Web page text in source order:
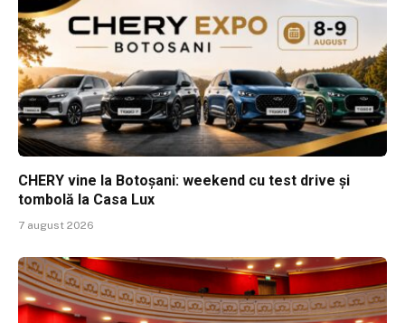
CHERY vine la Botoșani: weekend cu test drive și
tombolă la Casa Lux
7 august 2026